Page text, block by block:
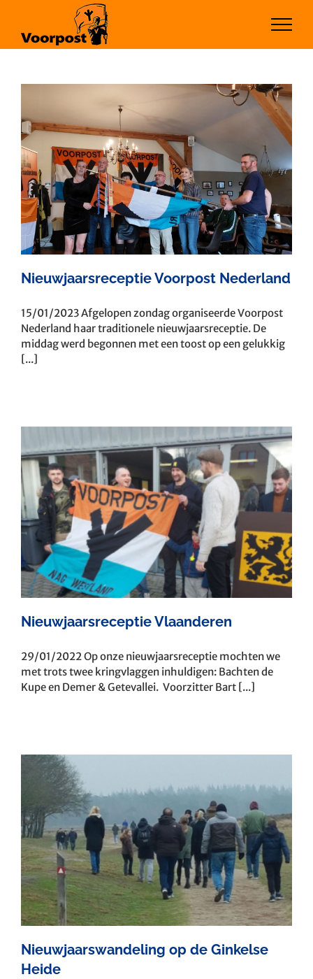
inhoud
Nieuwjaarsreceptie Voorpost Nederland
15/01/2023 Afgelopen zondag organiseerde Voorpost
Nederland haar traditionele nieuwjaarsreceptie. De
middag werd begonnen met een toost op een gelukkig
[...]
Nieuwjaarsreceptie Vlaanderen
29/01/2022 Op onze nieuwjaarsreceptie mochten we
met trots twee kringvlaggen inhuldigen: Bachten de
Kupe en Demer & Getevallei. Voorzitter Bart [...]
Nieuwjaarswandeling op de Ginkelse
Heide